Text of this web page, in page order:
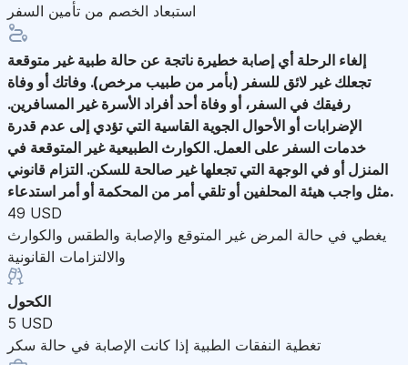
استبعاد الخصم من تأمين السفر
إلغاء الرحلة أي إصابة خطيرة ناتجة عن حالة طبية غير متوقعة
تجعلك غير لائق للسفر (بأمر من طبيب مرخص). وفاتك أو وفاة
رفيقك في السفر، أو وفاة أحد أفراد الأسرة غير المسافرين.
الإضرابات أو الأحوال الجوية القاسية التي تؤدي إلى عدم قدرة
خدمات السفر على العمل. الكوارث الطبيعية غير المتوقعة في
المنزل أو في الوجهة التي تجعلها غير صالحة للسكن. التزام قانوني
مثل واجب هيئة المحلفين أو تلقي أمر من المحكمة أو أمر استدعاء.
49 USD
يغطي في حالة المرض غير المتوقع والإصابة والطقس والكوارث
والالتزامات القانونية
الكحول
5 USD
تغطية النفقات الطبية إذا كانت الإصابة في حالة سكر